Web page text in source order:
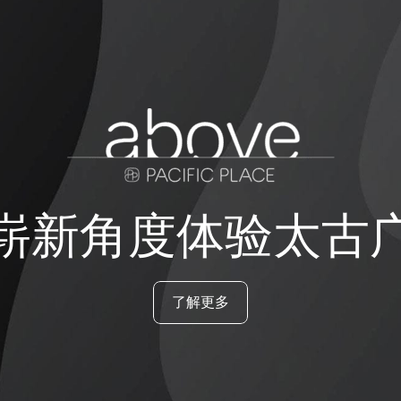
新角度体验太古
了解更多